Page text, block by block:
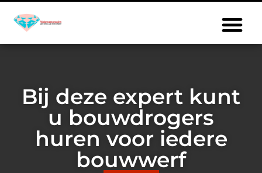
Bij deze expert kunt
u bouwdrogers
huren voor iedere
bouwwerf